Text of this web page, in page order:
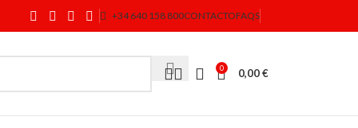
+34 640 158 800CONTACTOFAQS
0 0,00€